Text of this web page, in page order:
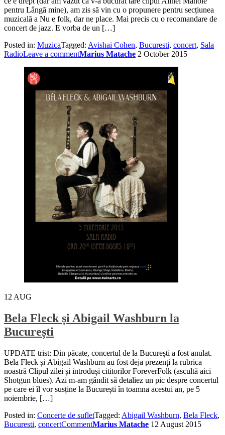
pentru Lângă mine), am zis să vin cu o propunere pentru secțiunea
muzicală a Nu e folk, dar ne place. Mai precis cu o recomandare de
concert de jazz. E vorba de un […]
Posted in: MuzicaTagged: Avishai Cohen, Bucuresti, concert, Sala
RadioLeave a commentMarius Matache 2 October 2015
12 AUG
Bela Fleck și Abigail Washburn la
București
UPDATE trist: Din păcate, concertul de la București a fost anulat.
Bela Fleck și Abigail Washburn au fost deja prezenți la rubrica
noastră Clipul zilei și introduși cititorilor ForeverFolk (ascultă aici
Shotgun blues). Azi m-am gândit să detaliez un pic despre concertul
pe care ei îl vor susține la București în toamna acestui an, pe 5
noiembrie, […]
Posted in: Concerte de sufletTagged: Abigail Washburn, Bela Fleck,
Bucuresti, concertCommentMarius Matache 12 August 2015